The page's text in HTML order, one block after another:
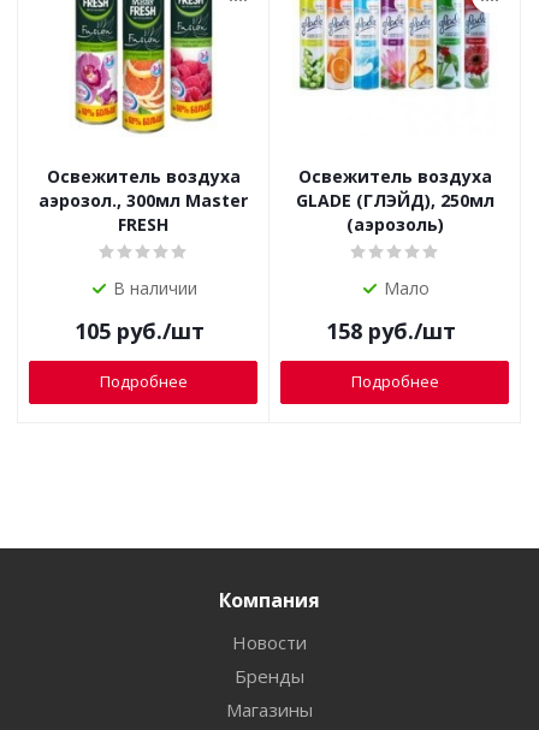
Освежитель воздуха
аэрозол., 300мл Master
FRESH
В наличии
105руб./шт
Подробнее
Освежитель воздуха
GLADE (ГЛЭЙД), 250мл
(аэрозоль)
Мало
158руб./шт
Подробнее
Компания
Новости
Бренды
Магазины